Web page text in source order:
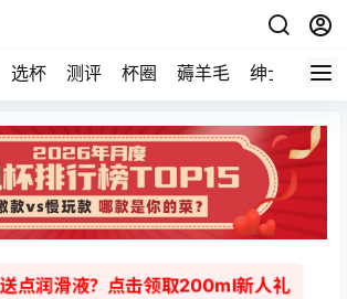
选杯 测评 杯圈 薅羊毛 绅士 视频
点润滑液？点击领取200ml新人礼